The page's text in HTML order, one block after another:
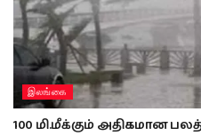
இலங்கை
100 மி.மீக்கும் அதிகமான